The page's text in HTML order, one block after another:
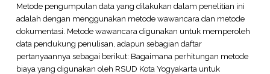
Metode pengumpulan data yang dilakukan dalam penelitian ini
adalah dengan menggunakan metode wawancara dan metode
dokumentasi. Metode wawancara digunakan untuk memperoleh
data pendukung penulisan, adapun sebagian daftar
pertanyaannya sebagai berikut: Bagaimana perhitungan metode
biaya yang digunakan oleh RSUD Kota Yogyakarta untuk